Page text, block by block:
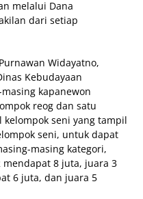
melalui Dana
dari setiap
Widayatno,
Kebudayaan
kapanewon
reog dan satu
seni yang tampil
seni, untuk dapat
masing kategori,
8 juta, juara 3
6 juta, dan juara 5